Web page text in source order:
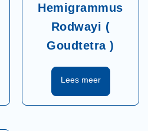
Hemigrammus
Rodwayi (
Goudtetra )